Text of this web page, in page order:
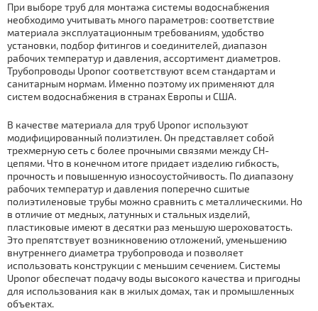
При выборе труб для монтажа системы водоснабжения
необходимо учитывать много параметров: соответствие
материала эксплуатационным требованиям, удобство
установки, подбор фитингов и соединителей, диапазон
рабочих температур и давления, ассортимент диаметров.
Трубопроводы Uponor соответствуют всем стандартам и
санитарным нормам. Именно поэтому их применяют для
систем водоснабжения в странах Европы и США.
В качестве материала для труб Uponor используют
модифицированный полиэтилен. Он представляет собой
трехмерную сеть с более прочными связями между CH-
цепями. Что в конечном итоге придает изделию гибкость,
прочность и повышенную износоустойчивость. По диапазону
рабочих температур и давления поперечно сшитые
полиэтиленовые трубы можно сравнить с металлическими. Но
в отличие от медных, латунных и стальных изделий,
пластиковые имеют в десятки раз меньшую шероховатость.
Это препятствует возникновению отложений, уменьшению
внутреннего диаметра трубопровода и позволяет
использовать конструкции с меньшим сечением. Системы
Uponor обеспечат подачу воды высокого качества и пригодны
для использования как в жилых домах, так и промышленных
объектах.